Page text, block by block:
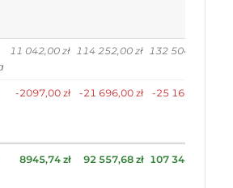
11 042,00 zł 114 252,00 zł 132 504,00 zł
-2097,00 zł -21 696,00 zł -25 164,00 zł
8945,74 zł 92 557,68 zł 107 348,88 zł